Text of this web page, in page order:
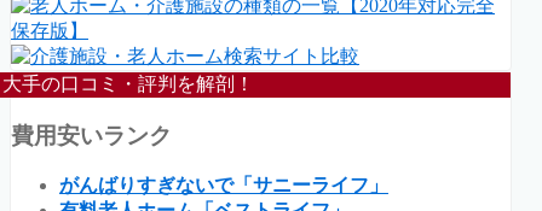
大手の口コミ・評判を解剖！
費用安いランク
がんばりすぎないで「サニーライフ」